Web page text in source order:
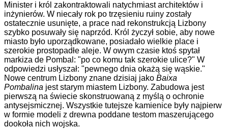
Minister i król zakontraktowali natychmiast architektów i
inżynierów. W niecały rok po trzęsieniu ruiny zostały
ostatecznie usunięte, a prace nad rekonstrukcją Lizbony
szybko posuwały się naprzód. Król życzył sobie, aby nowe
miasto było uporządkowane, posiadało wielkie place i
szerokie prostopadłe aleje. W owym czasie ktoś spytał
markiza de Pombal: "po co komu tak szerokie ulice?" W
odpowiedzi usłyszał: "pewnego dnia okażą się wąskie."
Nowe centrum Lizbony znane dzisiaj jako Baixa
Pombalina jest starym miastem Lizbony. Zabudowa jest
pierwszą na świecie skonstruowaną z myślą o ochronie
antysejsmicznej. Wszystkie tutejsze kamienice były najpierw
w formie modeli z drewna poddane testom maszerującego
dookoła nich wojska.